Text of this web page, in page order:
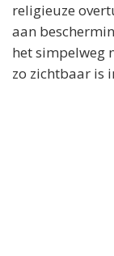
religieuze
aan
het simpelweg
zo zichtbaar is